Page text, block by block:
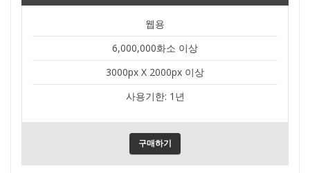
웹용
6,000,000화소 이상
3000px X 2000px 이상
사용기한: 1년
구매하기